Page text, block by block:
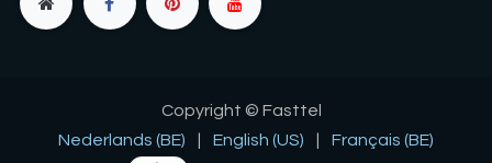
Copyright © Fasttel
Nederlands (BE)
English (US)
Français (BE)